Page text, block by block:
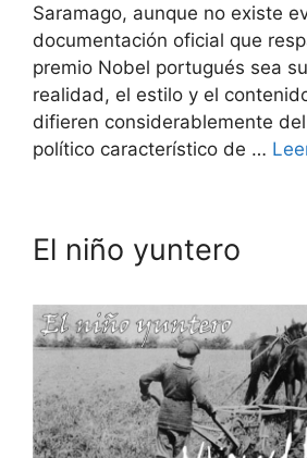
Saramago, aunque no existe
documentación oficial que
premio Nobel portugués sea
realidad, el estilo y el
difieren considerablemente
político característico de …
El niño yuntero